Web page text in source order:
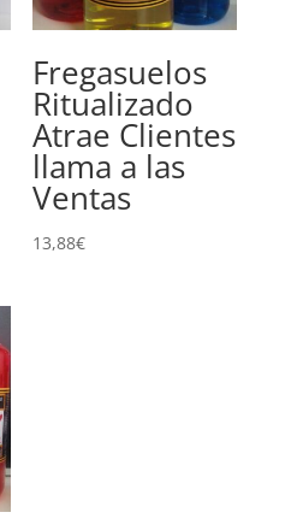
Fregasuelos
Ritualizado
Atrae Clientes
llama a las
Ventas
13,88€